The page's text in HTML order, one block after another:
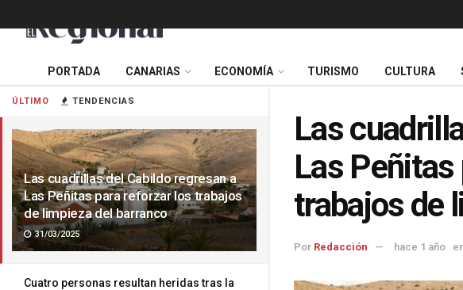
ÚLTIMO TENDENCIAS
Las cuadrillas del Cabildo regresan a
Las Peñitas para reforzar los trabajos
de limpieza del barranco
31/03/2025
Cuatro personas resultan heridas tras la
PORTADA CANARIAS ECONOMÍA TURISMO CULTURA
Las
Las
trabajos de
Por Redacción hace 1 año